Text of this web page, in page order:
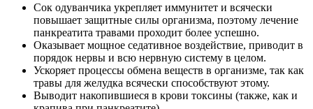
Сок одуванчика укрепляет иммунитет и всячески
повышает защитные силы организма, поэтому лечение
панкреатита травами проходит более успешно.
Оказывает мощное седативное воздействие, приводит в
порядок нервы и всю нервную систему в целом.
Ускоряет процессы обмена веществ в организме, так как
травы для желудка всячески способствуют этому.
Выводит накопившиеся в крови токсины (также, как и